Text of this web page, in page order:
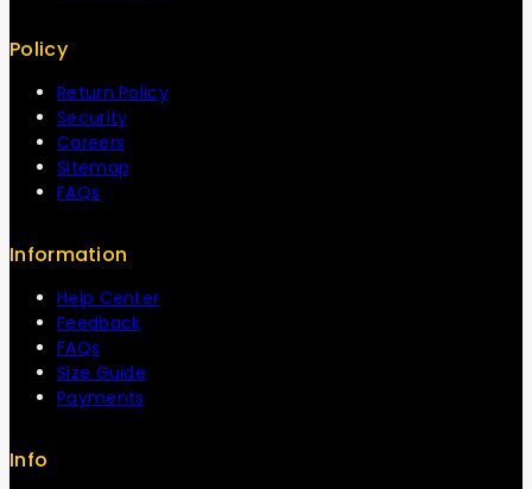
Policy
Return Policy
Security
Careers
Sitemap
FAQs
Information
Help Center
Feedback
FAQs
Size Guide
Payments
Info